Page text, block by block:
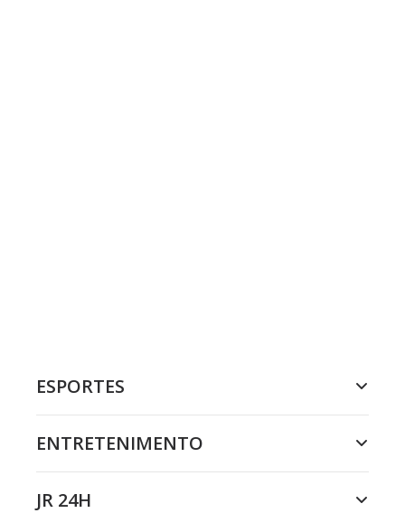
ESPORTES
ENTRETENIMENTO
JR 24H